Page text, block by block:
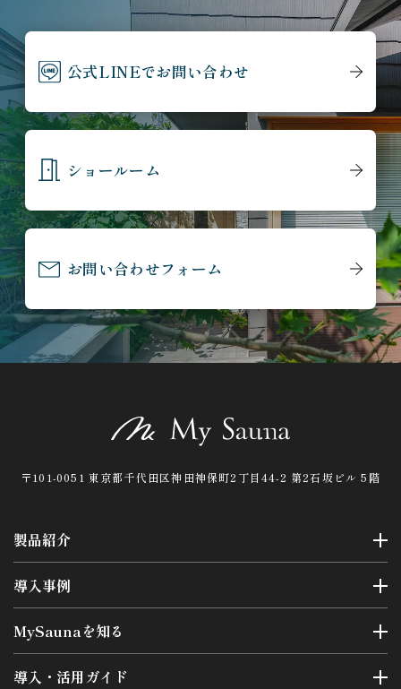
公式LINEでお問い合わせ
ショールーム
お問い合わせフォーム
〒101-0051 東京都千代田区神田神保町2丁目44-2 第2石坂ビル 5階
製品紹介
導入事例
MySaunaを知る
導入・活用ガイド